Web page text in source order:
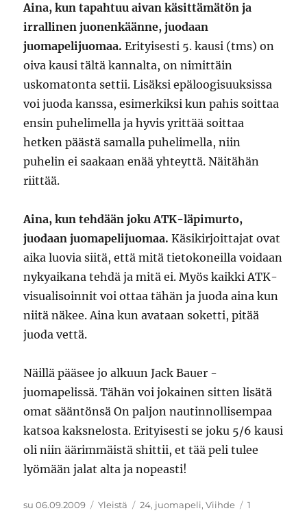
Aina, kun tapahtuu aivan käsittämätön ja
irrallinen juonenkäänne, juodaan
juomapelijuomaa. Erityisesti 5. kausi (tms) on
oiva kausi tältä kannalta, on nimittäin
uskomatonta settii. Lisäksi epäloogisuuksissa
voi juoda kanssa, esimerkiksi kun pahis soittaa
ensin puhelimella ja hyvis yrittää soittaa
hetken päästä samalla puhelimella, niin
puhelin ei saakaan enää yhteyttä. Näitähän
riittää.
Aina, kun tehdään joku ATK-läpimurto,
juodaan juomapelijuomaa. Käsikirjoittajat ovat
aika luovia siitä, että mitä tietokoneilla voidaan
nykyaikana tehdä ja mitä ei. Myös kaikki ATK-
visualisoinnit voi ottaa tähän ja juoda aina kun
niitä näkee. Aina kun avataan soketti, pitää
juoda vettä.
Näillä pääsee jo alkuun Jack Bauer -
juomapelissä. Tähän voi jokainen sitten lisätä
omat sääntönsä On paljon nautinnollisempaa
katsoa kaksnelosta. Erityisesti se joku 5/6 kausi
oli niin äärimmäistä shittii, et tää peli tulee
lyömään jalat alta ja nopeasti!
Julkaistu
su 06.09.2009 Kategoriat
Yleistä Avainsanat
24, juomapeli,Viihde
1